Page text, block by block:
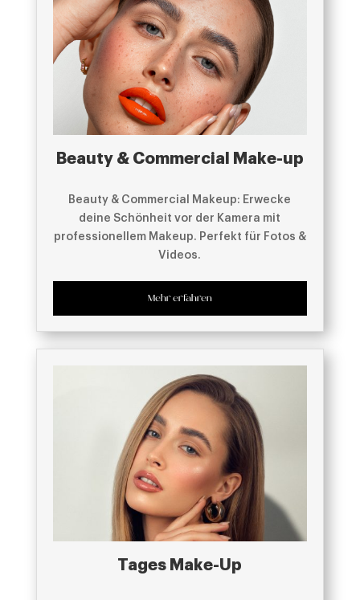
Beauty & Commercial Make-up
Beauty & Commercial Makeup: Erwecke
deine Schönheit vor der Kamera mit
professionellem Makeup. Perfekt für Fotos &
Videos.
Mehr erfahren
Tages Make-Up